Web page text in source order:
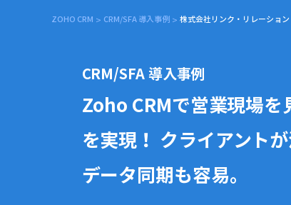
ZOHO CRM CRM/SFA 導入事例 株式会社リンク・リレーショ
CRM/SFA 導入事例
Zoho CRMで営業現場
を実現！ クライアント
データ同期も容易。